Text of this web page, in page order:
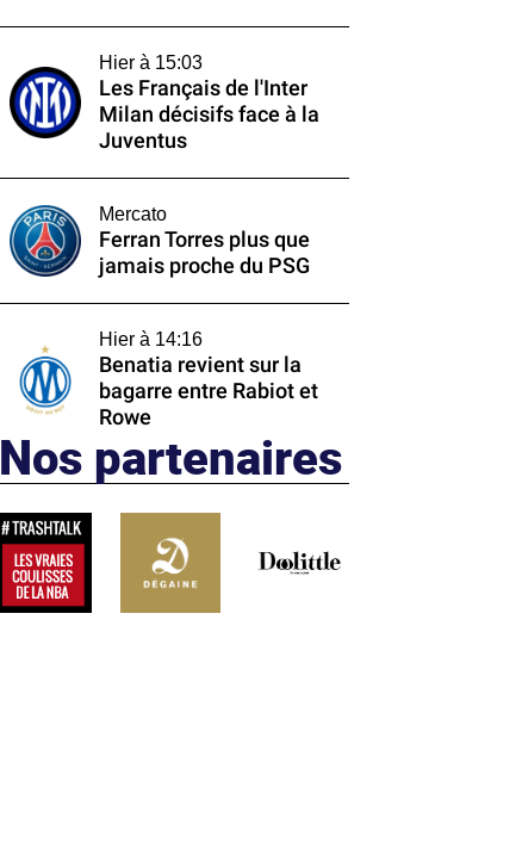
Hier à 15:03
Les Français de l'Inter
Milan décisifs face à la
Juventus
Mercato
Ferran Torres plus que
jamais proche du PSG
Hier à 14:16
Benatia revient sur la
bagarre entre Rabiot et
Rowe
Nos partenaires